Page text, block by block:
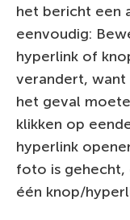
het bericht een
eenvoudig:
hyperlink of
verandert,
het geval
klikken op
hyperlink
foto is gehecht,
één knop/